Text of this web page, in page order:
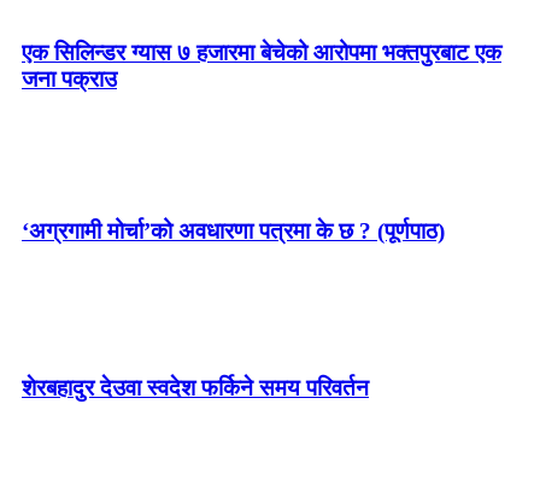
एक सिलिन्डर ग्यास ७ हजारमा बेचेको आरोपमा भक्तपुरबाट एक
जना पक्राउ
‘अग्रगामी मोर्चा’को अवधारणा पत्रमा के छ ? (पूर्णपाठ)
शेरबहादुर देउवा स्वदेश फर्किने समय परिवर्तन